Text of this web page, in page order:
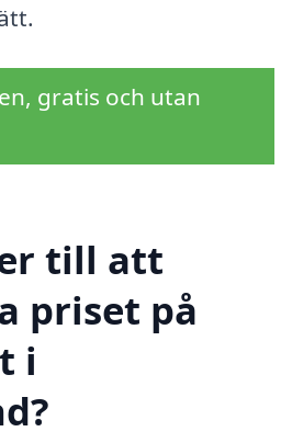
gratis och utan
till att
priset på
i